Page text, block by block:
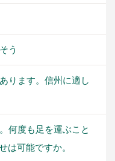
う
ります。信州に適し
何度も足を運ぶこと
は可能ですか。